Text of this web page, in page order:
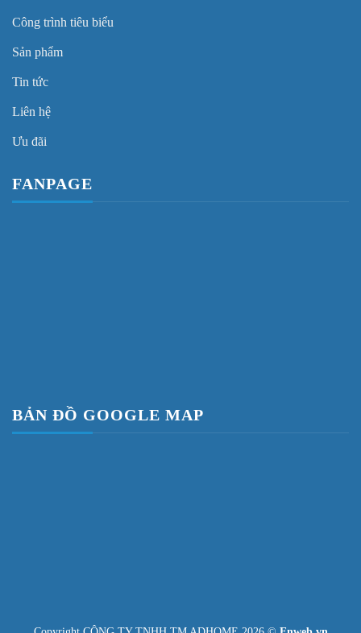
Công trình tiêu biểu
Sản phẩm
Tin tức
Liên hệ
Ưu đãi
FANPAGE
BẢN ĐỒ GOOGLE MAP